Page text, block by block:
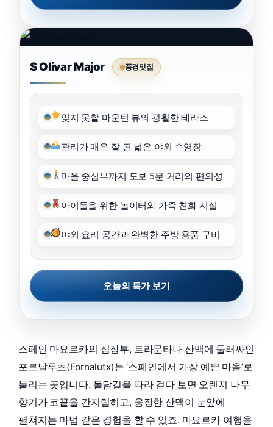
S Olivar Major 풍경맛집
잊지 못할 마운틴 뷰의 광활한 테라스
관리가 매우 잘 된 넓은 야외 수영장
마을 중심부까지 도보 5분 거리의 편의성
아이들을 위한 놀이터와 가족 친화 시설
야외 요리 공간과 완벽한 주방 용품 구비
오늘의 특가 보기
스페인 마요르카의 심장부, 트라문타나 산맥에 둘러싸인
포르날루츠(Fornalutx)는 ‘스페인에서 가장 예쁜 마을’로
불리는 곳입니다. 돌담길을 따라 걷다 보면 오렌지 나무
향기가 코끝을 간지럽히고, 웅장한 산맥이 눈앞에
펼쳐지는 마법 같은 경험을 할 수 있죠. 마요르카 여행을